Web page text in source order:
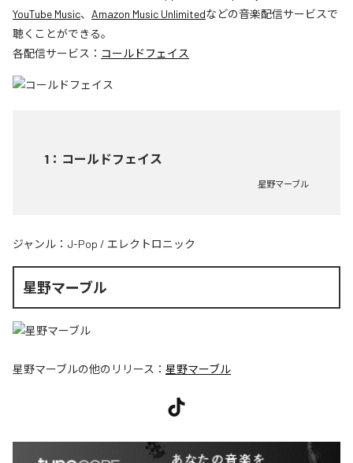
YouTube Music、 Amazon Music Unlimitedなどの音楽配信サービスで
聴くことができる。
各配信サービス： コールドフェイス
1 ： コールドフェイス
星野マーブル
ジャンル： J-Pop / エレクトロニック
星野マーブル
星野マーブルの他のリリース： 星野マーブル